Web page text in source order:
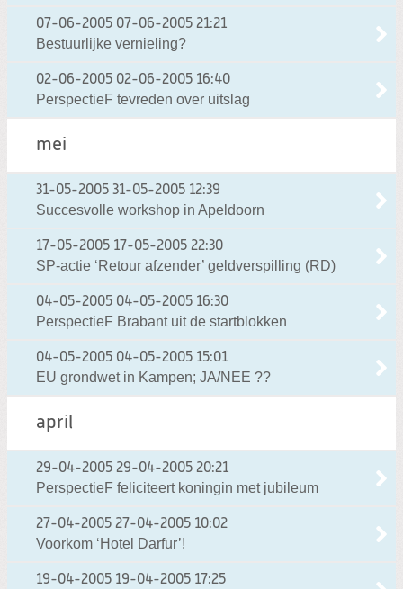
07-06-2005 07-06-2005 21:21
Bestuurlijke vernieling?
02-06-2005 02-06-2005 16:40
PerspectieF tevreden over uitslag
mei
31-05-2005 31-05-2005 12:39
Succesvolle workshop in Apeldoorn
17-05-2005 17-05-2005 22:30
SP-actie ‘Retour afzender’ geldverspilling (RD)
04-05-2005 04-05-2005 16:30
PerspectieF Brabant uit de startblokken
04-05-2005 04-05-2005 15:01
EU grondwet in Kampen; JA/NEE ??
april
29-04-2005 29-04-2005 20:21
PerspectieF feliciteert koningin met jubileum
27-04-2005 27-04-2005 10:02
Voorkom ‘Hotel Darfur’!
19-04-2005 19-04-2005 17:25